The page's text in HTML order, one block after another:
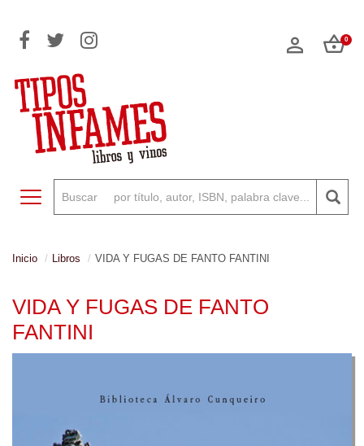
0
Toggle navigation
Inicio Libros VIDA Y FUGAS DE FANTO FANTINI
VIDA Y FUGAS DE FANTO
FANTINI